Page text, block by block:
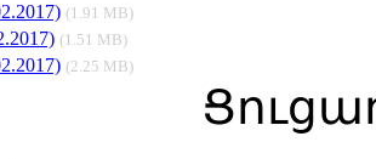
(1.91 MB)
(1.51 MB)
(2.25 MB)